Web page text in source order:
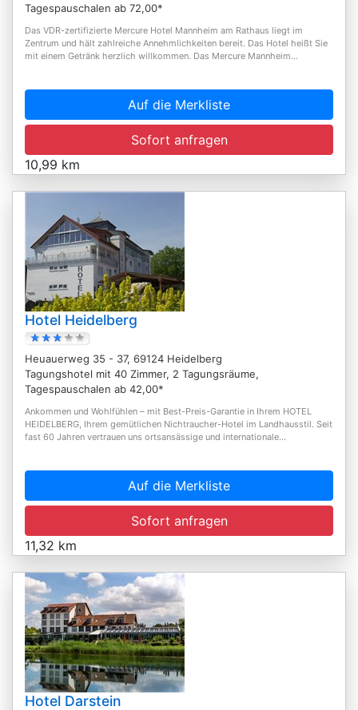
Tagespauschalen ab 72,00*
Das VDR-zertifizierte Mercure Hotel Mannheim am Rathaus liegt im
Zentrum und hält zahlreiche Annehmlichkeiten bereit. Das Hotel heißt Sie
mit einem Getränk herzlich willkommen. Das Mercure Mannheim...
Auf die Merkliste
Sofort anfragen
10,99 km
Hotel Heidelberg
Heuauerweg 35 - 37, 69124 Heidelberg
Tagungshotel mit 40 Zimmer, 2 Tagungsräume,
Tagespauschalen ab 42,00*
Ankommen und Wohlfühlen – mit Best-Preis-Garantie in Ihrem HOTEL
HEIDELBERG, Ihrem gemütlichen Nichtraucher-Hotel im Landhausstil. Seit
fast 60 Jahren vertrauen uns ortsansässige und internationale...
Auf die Merkliste
Sofort anfragen
11,32 km
Hotel Darstein